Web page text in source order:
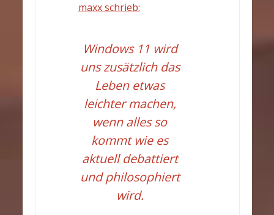
maxx schrieb:
Windows 11 wird
uns zusätzlich das
Leben etwas
leichter machen,
wenn alles so
kommt wie es
aktuell debattiert
und philosophiert
wird.